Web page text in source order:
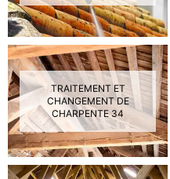
TRAITEMENT ET
CHANGEMENT DE
CHARPENTE 34